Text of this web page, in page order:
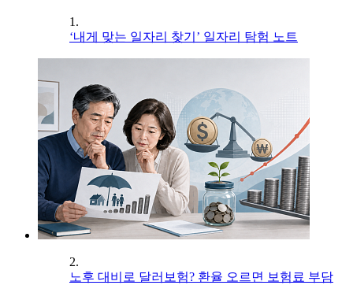
1.
‘내게 맞는 일자리 찾기’ 일자리 탐험 노트
2.
노후 대비로 달러보험? 환율 오르면 보험료 부담